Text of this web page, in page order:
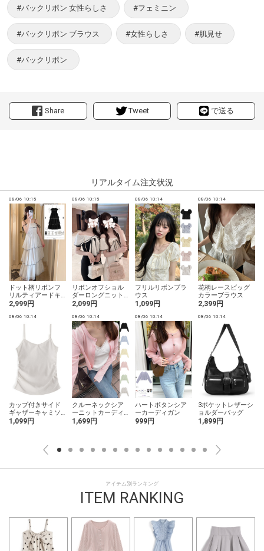
Share Tweet で送る
#バックリボン 女性らしさ #フェミニン
#バックリボン ブラウス #女性らしさ #肌見せ
#バックリボン
リアルタイム注文状況
08/06 10:15
ドット柄リボンフ
リルティアードキ
ャミソールワンピ
2,999円
08/06 10:15
リボンオフショル
ダーロングニット
ワンピース
2,099円
08/06 10:14
フリルリボンブラ
ウス
1,099円
08/06 10:14
花柄レースビッグ
カラーブラウス
2,399円
08/06 10:14
カップ付きサイド
ギャザーキャミソ
ール
1,099円
08/06 10:14
クルーネックシア
ーニットカーディ
ガン
1,699円
08/06 10:14
ハートボタンシア
ーカーディガン
999円
08/06 10:14
3ポケットレザーシ
ョルダーバッグ
1,899円
アイテム別ランキング
ITEM RANKING